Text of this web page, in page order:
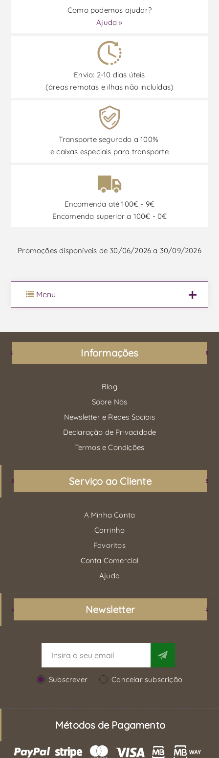
Como podemos ajudar?
Ajuda »
Envio: 2-10 dias úteis
(áreas remotas e ilhas não incluídas)
Transporte segurado a 100%
e caixas especiais para transporte
Encomenda até 100€ - 9€
Encomenda superior a 100€ - 0€
Promoções disponíveis de 30/06/2026 a 30/09/2026
Menu
Informações
Blog
Sobre Nós
Newsletter e Redes Sociais
Declaração de Privacidade
Termos e Condições
Serviço ao Cliente
A Minha Conta
Carrinho
Favoritos
Conta Comercial
Ajuda
Newsletter
Subscrever Cancelar subscrição
Métodos de Pagamento